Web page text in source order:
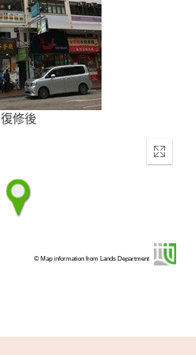
復修後
Enter
© Map information from Lands Department